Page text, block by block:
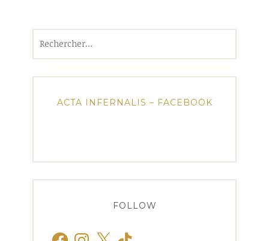
ACTA INFERNALIS – FACEBOOK
FOLLOW
FacebookInstagram
X TikTok